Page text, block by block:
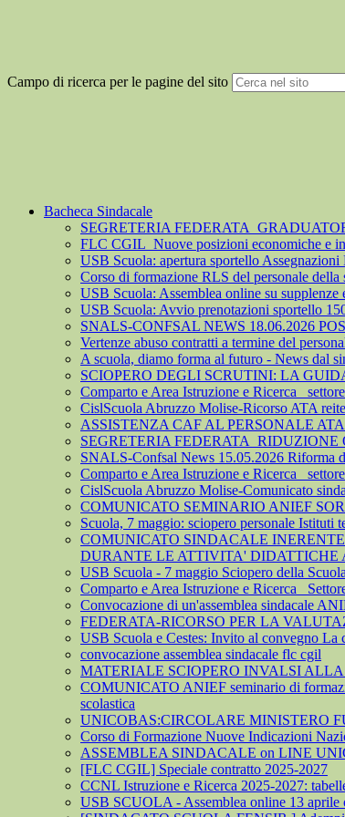
Campo di ricerca per le pagine del sito
Bacheca Sindacale
SEGRETERIA
FLC CGIL_Nuove posizioni economiche e
USB Scuola: apertura sportello
Corso di formazione RLS del personale della
USB Scuola: Assemblea online su
USB Scuola: Avvio prenotazioni sportello
SNALS-CONFSAL NEWS 18.06.2026
Vertenze abuso contratti a termine del
A scuola, diamo forma al futuro - News dal
SCIOPERO DEGLI SCRUTINI: LA
Comparto e Area Istruzione e Ricerca_
CislScuola Abruzzo Molise-Ricorso ATA
ASSISTENZA CAF AL PERSONALE
SEGRETERIA FEDERATA_RIDUZIONE
SNALS-Confsal News 15.05.2026 Riforma
Comparto e Area Istruzione e Ricerca_
CislScuola Abruzzo Molise-Comunicato
COMUNICATO SEMINARIO ANIEF
Scuola, 7 maggio: sciopero personale Istituti
COMUNICATO SINDACALE
DURANTE LE ATTIVITA' DIDATTICHE
USB Scuola - 7 maggio Sciopero della
Comparto e Area Istruzione e Ricerca_
Convocazione di un'assemblea sindacale
FEDERATA-RICORSO PER LA
USB Scuola e Cestes: Invito al convegno La
convocazione assemblea sindacale flc cgil
MATERIALE SCIOPERO INVALSI
COMUNICATO ANIEF seminario di
scolastica
UNICOBAS:CIRCOLARE MINISTERO
Corso di Formazione Nuove Indicazioni
ASSEMBLEA SINDACALE on LINE
[FLC CGIL] Speciale contratto 2025-2027
CCNL Istruzione e Ricerca 2025-2027:
USB SCUOLA - Assemblea online 13 aprile